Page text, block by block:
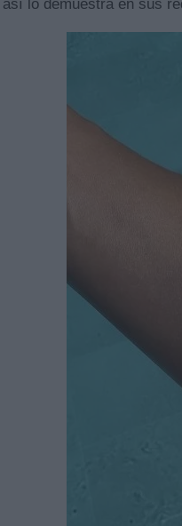
así lo demuestra en sus